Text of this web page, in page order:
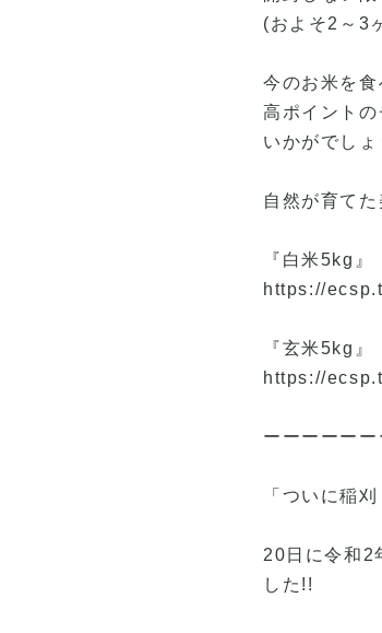
(およそ2～3
今のお米を
高ポイント
いかがでし
自然が育て
『白米5kg』
https://
『玄米5kg』
https://
ーーーーー
「ついに稲
20日に令和2
した!!